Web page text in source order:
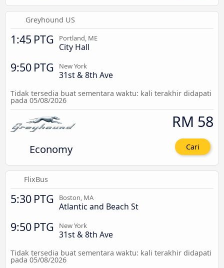
Greyhound US
1:45 PTG Portland, ME
City Hall
9:50 PTG New York
31st & 8th Ave
Tidak tersedia buat sementara waktu: kali terakhir didapati
pada 05/08/2026
Economy
RM 58
Cari
FlixBus
5:30 PTG Boston, MA
Atlantic and Beach St
9:50 PTG New York
31st & 8th Ave
Tidak tersedia buat sementara waktu: kali terakhir didapati
pada 05/08/2026